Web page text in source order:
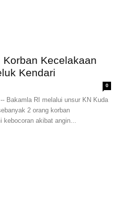
Kecelakaan
Kendari
0
Bakamla RI melalui unsur KN Kuda
2 orang korban
kebocoran akibat angin...